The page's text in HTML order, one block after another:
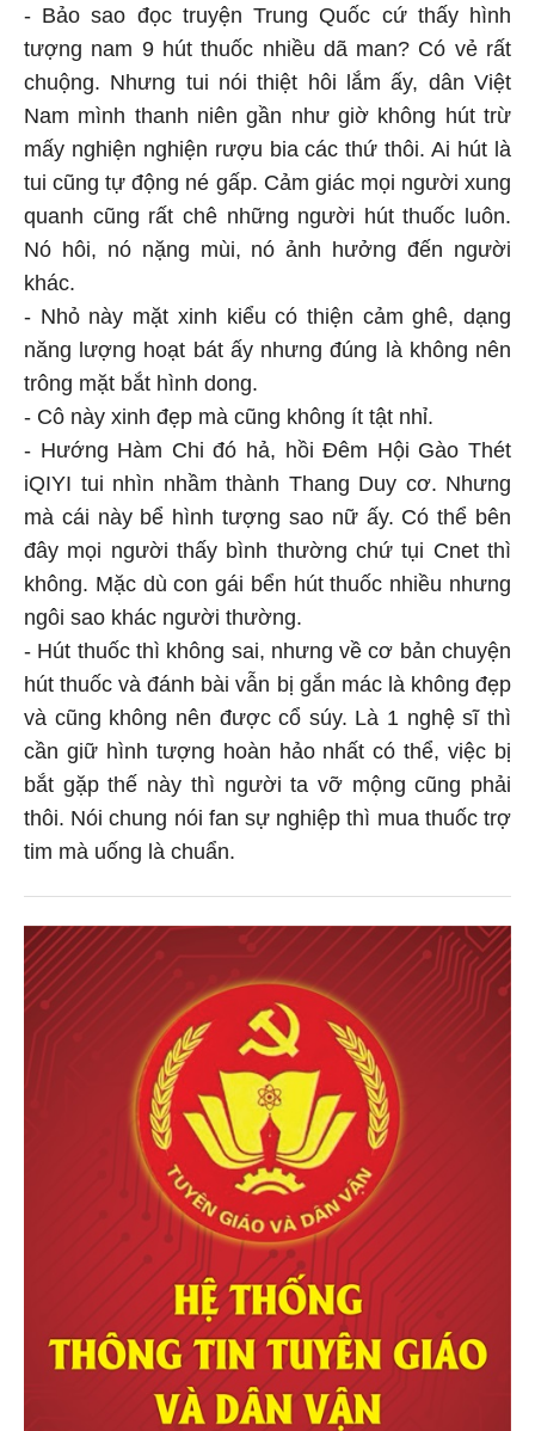
- Bảo sao đọc truyện Trung Quốc cứ thấy hình
tượng nam 9 hút thuốc nhiều dã man? Có vẻ rất
chuộng. Nhưng tui nói thiệt hôi lắm ấy, dân Việt
Nam mình thanh niên gần như giờ không hút trừ
mấy nghiện nghiện rượu bia các thứ thôi. Ai hút là
tui cũng tự động né gấp. Cảm giác mọi người xung
quanh cũng rất chê những người hút thuốc luôn.
Nó hôi, nó nặng mùi, nó ảnh hưởng đến người
khác.
- Nhỏ này mặt xinh kiểu có thiện cảm ghê, dạng
năng lượng hoạt bát ấy nhưng đúng là không nên
trông mặt bắt hình dong.
- Cô này xinh đẹp mà cũng không ít tật nhỉ.
- Hướng Hàm Chi đó hả, hồi Đêm Hội Gào Thét
iQIYI tui nhìn nhầm thành Thang Duy cơ. Nhưng
mà cái này bể hình tượng sao nữ ấy. Có thể bên
đây mọi người thấy bình thường chứ tụi Cnet thì
không. Mặc dù con gái bển hút thuốc nhiều nhưng
ngôi sao khác người thường.
- Hút thuốc thì không sai, nhưng về cơ bản chuyện
hút thuốc và đánh bài vẫn bị gắn mác là không đẹp
và cũng không nên được cổ súy. Là 1 nghệ sĩ thì
cần giữ hình tượng hoàn hảo nhất có thể, việc bị
bắt gặp thế này thì người ta vỡ mộng cũng phải
thôi. Nói chung nói fan sự nghiệp thì mua thuốc trợ
tim mà uống là chuẩn.